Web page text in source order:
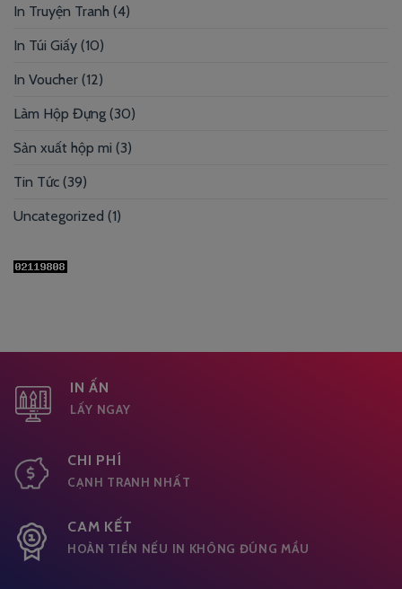
In Truyện Tranh (4)
In Túi Giấy (10)
In Voucher (12)
Làm Hộp Đựng (30)
Sản xuất hộp mi (3)
Tin Tức (39)
Uncategorized (1)
IN ẤN
LẤY NGAY
CHI PHÍ
CẠNH TRANH NHẤT
CAM KẾT
HOÀN TIỀN NẾU IN KHÔNG ĐÚNG MẦU